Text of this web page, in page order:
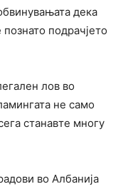
дека
подрачјето
лов во
не само
станавте многу
во Албанија